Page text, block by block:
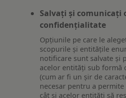
Salvați și comunicați
confidențialitate
Opțiunile pe care le
scopurile și entitățile
notificare sunt salvate și
acelor entități sub formă
(cum ar fi un șir de
necesar pentru a
cât și acelor entități să